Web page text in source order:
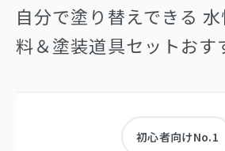
自分で塗り替えできる
料＆塗装道具セットおす
初心者向けNo.1